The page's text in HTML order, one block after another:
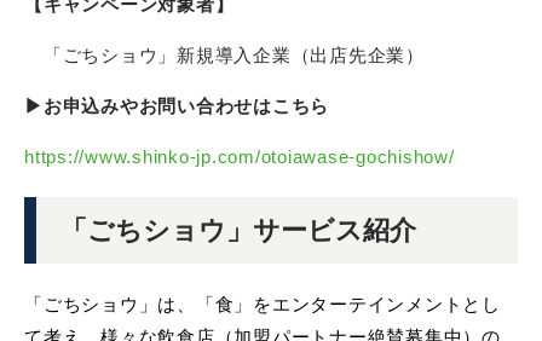
「ごちショウ」新規導入企業（出店先企業）
▶お申込みやお問い合わせはこちら
https://www.shinko-jp.com/otoiawase-gochishow/
「ごちショウ」サービス紹介
「ごちショウ」は、「食」をエンターテインメントとし
て考え、様々な飲食店（加盟パートナー絶賛募集中）の